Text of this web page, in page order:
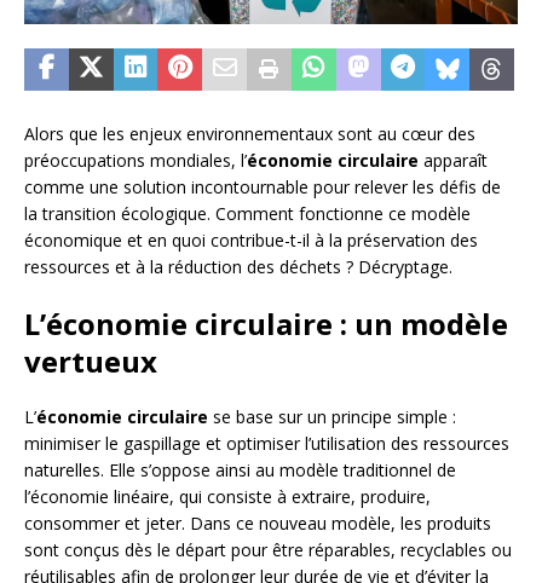
Alors que les enjeux environnementaux sont au cœur des
préoccupations mondiales, l’économie circulaire apparaît
comme une solution incontournable pour relever les défis de
la transition écologique. Comment fonctionne ce modèle
économique et en quoi contribue-t-il à la préservation des
ressources et à la réduction des déchets ? Décryptage.
L’économie circulaire : un modèle
vertueux
L’économie circulaire se base sur un principe simple :
minimiser le gaspillage et optimiser l’utilisation des ressources
naturelles. Elle s’oppose ainsi au modèle traditionnel de
l’économie linéaire, qui consiste à extraire, produire,
consommer et jeter. Dans ce nouveau modèle, les produits
sont conçus dès le départ pour être réparables, recyclables ou
réutilisables afin de prolonger leur durée de vie et d’éviter la